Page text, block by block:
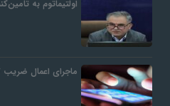
اولتیماتوم به
ماجرای اعمال ضریب ۲.۷ برای اینترنت بین‌الملل چیست؟